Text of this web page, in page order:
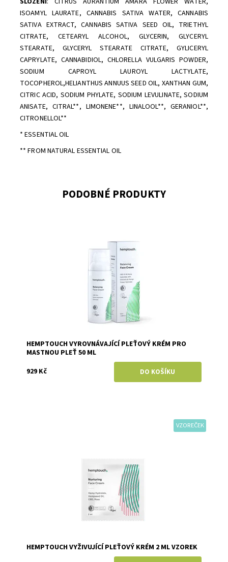
ISOAMYL LAURATE, CANNABIS SATIVA WATER, CANNABIS
SATIVA EXTRACT, CANNABIS SATIVA SEED OIL, TRIETHYL
CITRATE, CETEARYL ALCOHOL, GLYCERIN, GLYCERYL
STEARATE, GLYCERYL STEARATE CITRATE, GYLICERYL
CAPRYLATE, CANNABIDIOL, CHLORELLA VULGARIS POWDER,
SODIUM CAPROYL LAUROYL LACTYLATE,
TOCOPHEROL,HELIANTHUS ANNUUS SEED OIL, XANTHAN GUM,
CITRIC ACID, SODIUM PHYLATE, SODIUM LEVULINATE, SODIUM
ANISATE, CITRAL**, LIMONENE**, LINALOOL**, GERANIOL**,
CITRONELLOL**
* ESSENTIAL OIL
** FROM NATURAL ESSENTIAL OIL
PODOBNÉ PRODUKTY
HEMPTOUCH VYROVNÁVAJÍCÍ PLEŤOVÝ KRÉM PRO
MASTNOU PLEŤ 50 ML
929 Kč
VZOREČEK
HEMPTOUCH VYŽIVUJÍCÍ PLEŤOVÝ KRÉM 2 ML VZOREK